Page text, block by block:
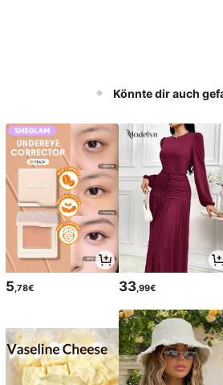
Könnte dir auch
5 ,78€ 33,99€